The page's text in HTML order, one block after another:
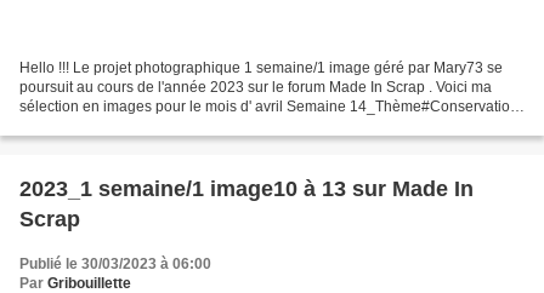
Hello !!! Le projet photographique 1 semaine/1 image géré par Mary73 se
poursuit au cours de l'année 2023 sur le forum Made In Scrap . Voici ma
sélection en images pour le mois d' avril Semaine 14_Thème#Conservation
2023_1 semaine/1 image10 à 13 sur Made In
Scrap
Publié le 30/03/2023 à 06:00
Par Gribouillette